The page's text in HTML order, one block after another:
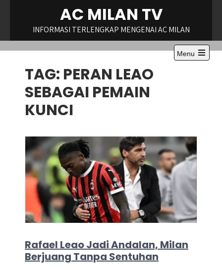
AC MILAN TV
INFORMASI TERLENGKAP MENGENAI AC MILAN
Menu
TAG: PERAN LEAO
SEBAGAI PEMAIN
KUNCI
Rafael Leao Jadi Andalan, Milan
Berjuang Tanpa Sentuhan